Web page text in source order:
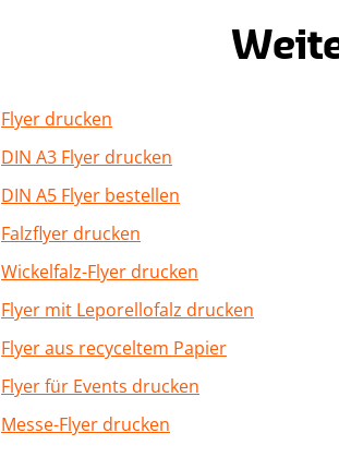
Flyer drucken
DIN A3 Flyer drucken
DIN A5 Flyer bestellen
Falzflyer drucken
Wickelfalz-Flyer drucken
Flyer mit Leporellofalz drucken
Flyer aus recyceltem Papier
Flyer für Events drucken
Messe-Flyer drucken